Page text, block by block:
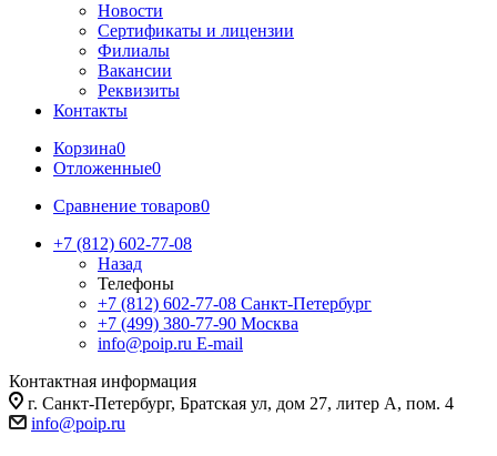
Новости
Сертификаты и лицензии
Филиалы
Вакансии
Реквизиты
Контакты
Корзина0
Отложенные0
Сравнение товаров0
+7 (812) 602-77-08
Назад
Телефоны
+7 (812) 602-77-08 Санкт-Петербург
+7 (499) 380-77-90 Москва
info@poip.ru E-mail
Контактная информация
г. Санкт-Петербург, Братская ул, дом 27, литер А, пом. 4
info@poip.ru